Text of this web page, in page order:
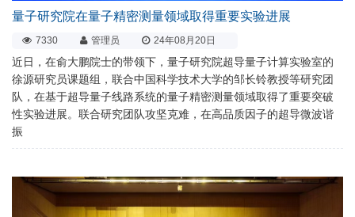
量子研究院在量子精密测量领域取得重要实验进展
7330 管理员 24年08月20日
近日，在俞大鹏院士的带领下，量子研究院超导量子计算实验室的
徐源研究员课题组，联合中国科学技术大学的邹长铃教授等研究团
队，在基于超导量子线路系统的量子精密测量领域取得了重要突破
性实验进展。联合研究团队攻坚克难，在高品质因子的超导微波谐
振